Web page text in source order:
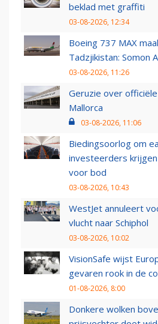
beklad met graffiti
03-08-2026, 12:34
Boeing 737 MAX
Tadzjikistan: Somon
03-08-2026, 11:26
Geruzie over
Mallorca
03-08-2026, 11:06
Biedingsoorlog om
investeerders
voor bod
03-08-2026, 10:43
WestJet annuleert
vlucht naar Schiphol
03-08-2026, 10:02
VisionSafe wijst
gevaren rook in de
01-08-2026, 8:00
Donkere wolken